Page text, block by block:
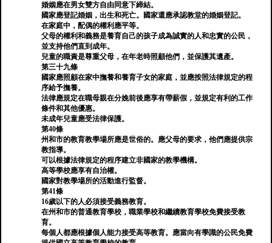
婚姻應在男女雙方自由同意下締結。
國家應登記婚姻，出生和死亡。國家還應承認教堂的婚姻登記。
在家庭中，配偶的權利應平等。
父母的權利和義務是養育自己的孩子成為誠實的人和忠實的公民，
並支持他們直到成年。
兒童的職責是尊重父母，在年老時照顧他們，並保護其遺產。
第三十九條
國家應照顧在家中撫養和養育子女的家庭，並應按照法律規定的程
序給予撫養。
法律應規定在職母親在分娩前後應享有帶薪假，並規定有利的工作
條件和其他優惠。
未成年兒童應受法律保護。
第40條
州和市的教育教學場所應是世俗的。應父母的要求，他們應提供宗
教指導。
可以根據法律規定的程序建立非國家的教學機構。
高等學校應享有自治權。
國家對教學場所的活動進行監督。
第41條
16歲以下的人必須接受義務教育。
在州和市的普通教育學校，職業學校和繼續教育學校免費接受教
育。
每個人都應根據個人能力接受高等教育。應當向有學識的公民免費